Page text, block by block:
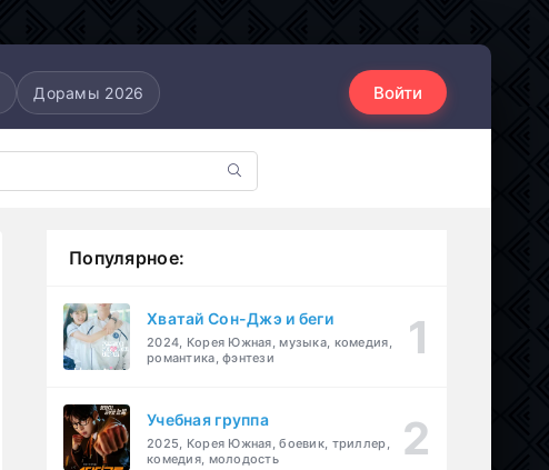
Дорамы 2026 Войти
Популярное:
Хватай Сон-Джэ и беги
2024, Корея Южная, музыка, комедия,
романтика, фэнтези
Учебная группа
2025, Корея Южная, боевик, триллер,
комедия, молодость